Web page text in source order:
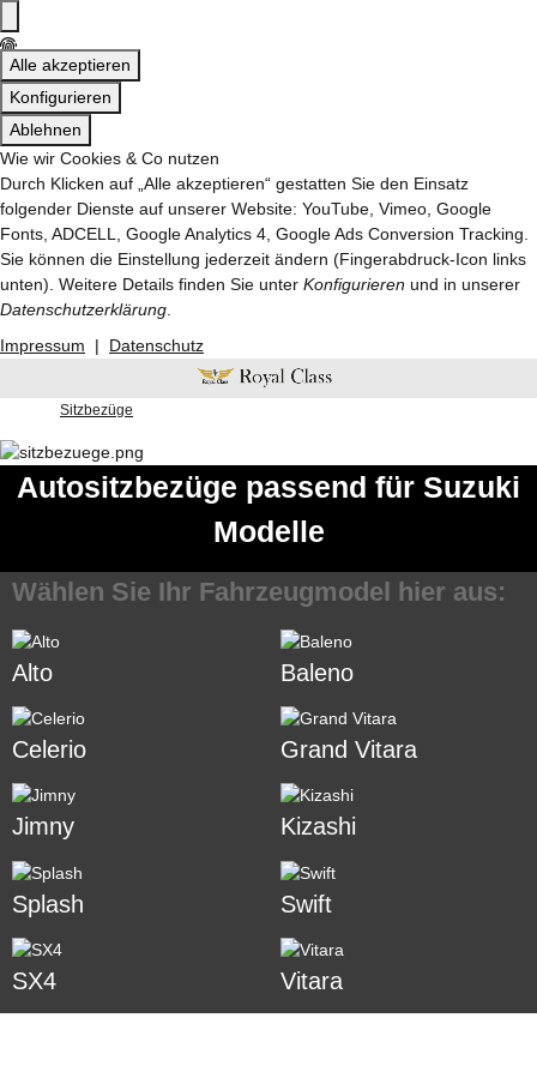
Alle akzeptieren
Konfigurieren
Ablehnen
Wie wir Cookies & Co nutzen
Durch Klicken auf „Alle akzeptieren“ gestatten Sie den Einsatz
folgender Dienste auf unserer Website: YouTube, Vimeo, Google
Fonts, ADCELL, Google Analytics 4, Google Ads Conversion Tracking.
Sie können die Einstellung jederzeit ändern (Fingerabdruck-Icon links
unten). Weitere Details finden Sie unter Konfigurieren und in unserer
Datenschutzerklärung
Impressum
| Datenschutz
Sitzbezüge
Autositzbezüge passend für Suzuki
Modelle
Wählen Sie Ihr Fahrzeugmodel hier aus:
Alto Baleno
Celerio Grand Vitara
Jimny Kizashi
Splash Swift
SX4 Vitara